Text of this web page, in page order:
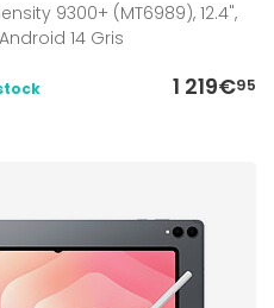
9300+ (MT6989), 12.4",
14 Gris
1 219€95